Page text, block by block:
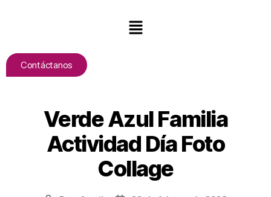
Contáctanos
Verde Azul Familia
Actividad Día Foto
Collage